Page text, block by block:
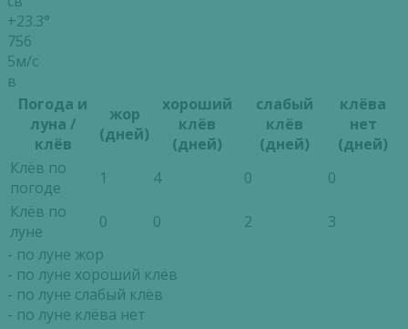
+23.3°
756
5м/с
в
Погода и
луна /
клёв
жор
(дней)
хороший
клёв
(дней)
слабый
клёв
(дней)
клёва
нет
(дней)
Клёв по
погоде
1 4 0
0
Клёв по
луне
0 0 2
3
- по луне жор
- по луне хороший клёв
- по луне слабый клёв
- по луне клёва нет